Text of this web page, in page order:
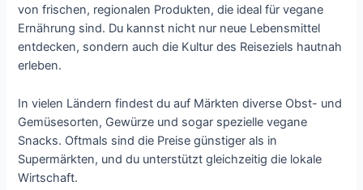
von frischen, regionalen Produkten, die ideal für vegane
Ernährung sind. Du kannst nicht nur neue Lebensmittel
entdecken, sondern auch die Kultur des Reiseziels hautnah
erleben.
In vielen Ländern findest du auf Märkten diverse Obst- und
Gemüsesorten, Gewürze und sogar spezielle vegane
Snacks. Oftmals sind die Preise günstiger als in
Supermärkten, und du unterstützt gleichzeitig die lokale
Wirtschaft.